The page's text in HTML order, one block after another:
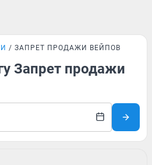
ЗАПРЕТ ПРОДАЖИ ВЕЙПОВ
Запрет продажи